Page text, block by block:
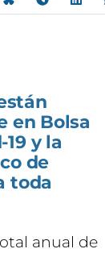
en Bolsa
y la
de
toda
anual de